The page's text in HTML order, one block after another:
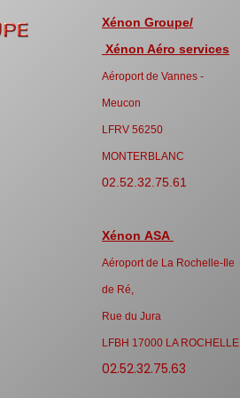
Xénon Groupe/
Xénon Aéro services
Aéroport de Vannes -
Meucon
LFRV 56250
MONTERBLANC
02.52.32.75.61
Xénon ASA
Aéroport de La Rochelle-Ile
de Ré,
Rue du Jura
LFBH 17000 LA ROCHELLE
02.52.32.75.63